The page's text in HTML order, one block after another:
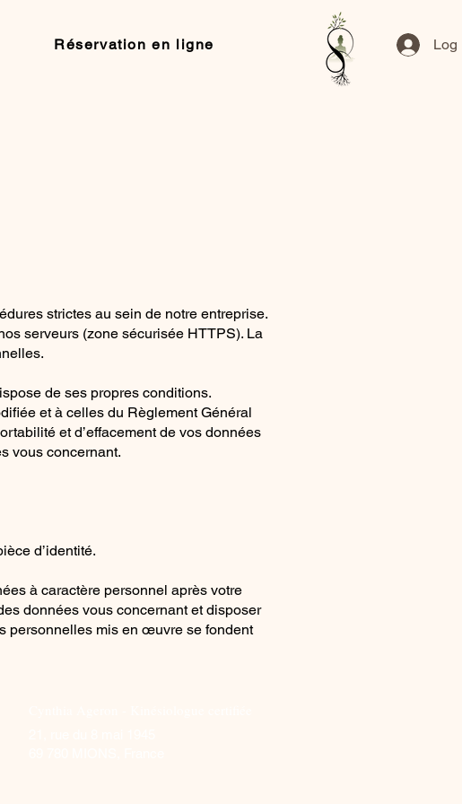
Réservation en ligne Log
strictes au sein de notre entreprise.
serveurs (zone sécurisée HTTPS). La
de ses propres conditions.
et à celles du Règlement Général
et d’effacement de vos données
vous concernant.
d’identité.
à caractère personnel après votre
données vous concernant et disposer
personnelles mis en œuvre se fondent